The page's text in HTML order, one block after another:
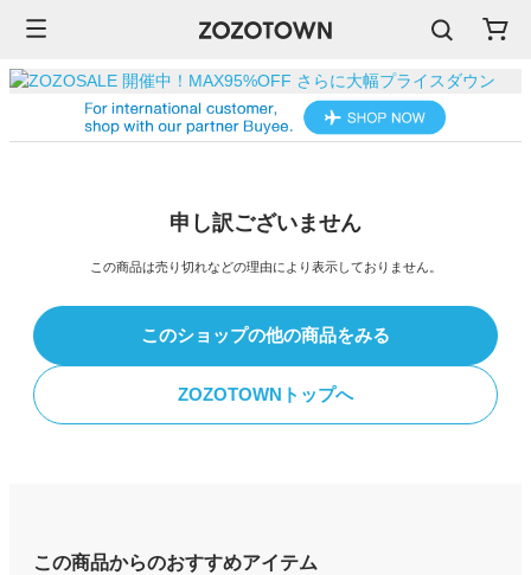
申し訳ございません
この商品は売り切れなどの理由により表示しておりません。
このショップの他の商品をみる
ZOZOTOWNトップへ
この商品からのおすすめアイテム